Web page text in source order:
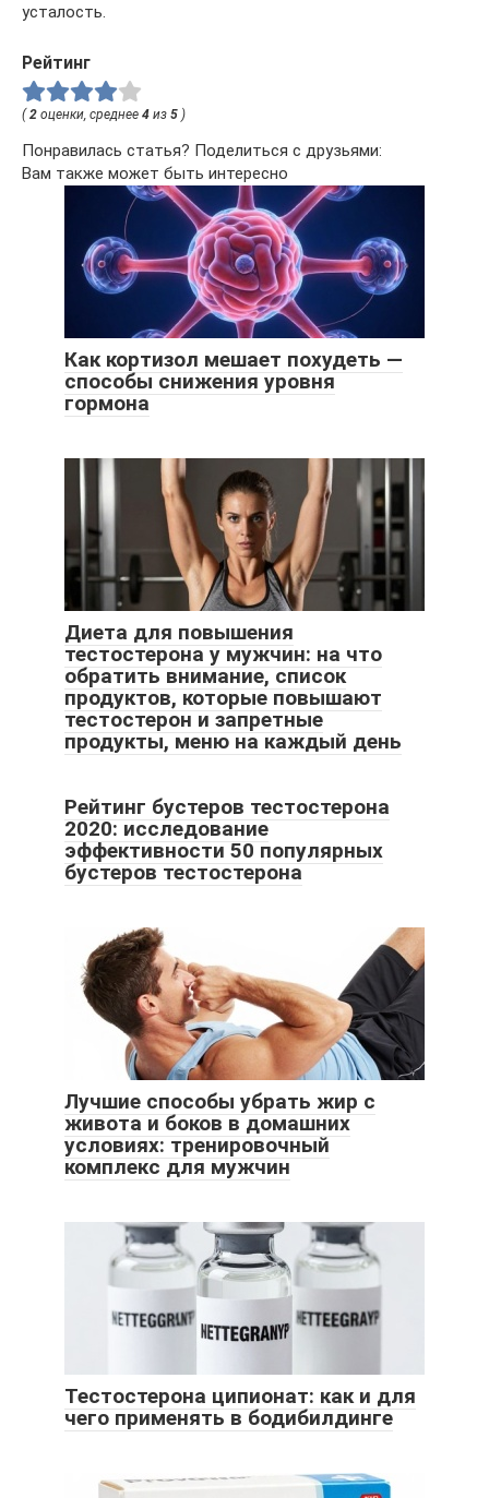
усталость.
Рейтинг
(2 оценки, среднее 4 из 5 )
Понравилась статья? Поделиться с друзьями:
Вам также может быть интересно
Как кортизол мешает похудеть —
способы снижения уровня
гормона
Диета для повышения
тестостерона у мужчин: на что
обратить внимание, список
продуктов, которые повышают
тестостерон и запретные
продукты, меню на каждый день
Рейтинг бустеров тестостерона
2020: исследование
эффективности 50 популярных
бустеров тестостерона
Лучшие способы убрать жир с
живота и боков в домашних
условиях: тренировочный
комплекс для мужчин
Тестостерона ципионат: как и для
чего применять в бодибилдинге